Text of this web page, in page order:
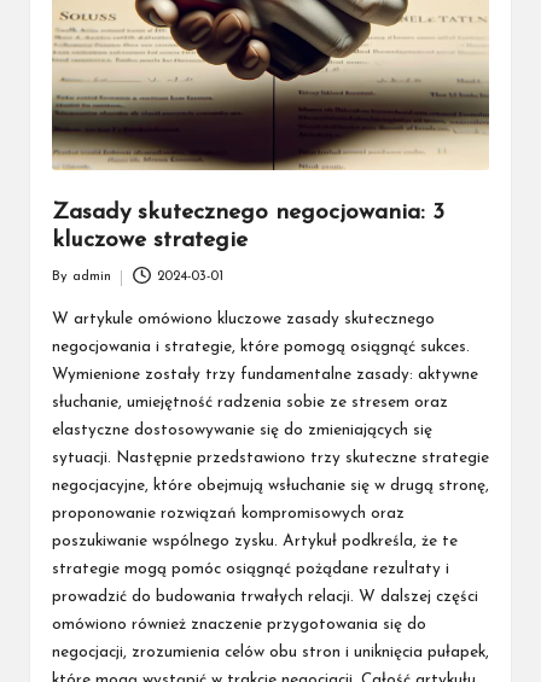
Zasady skutecznego negocjowania: 3
kluczowe strategie
by
By admin 2024-03-01
W artykule omówiono kluczowe zasady skutecznego
negocjowania i strategie, które pomogą osiągnąć sukces.
Wymienione zostały trzy fundamentalne zasady: aktywne
słuchanie, umiejętność radzenia sobie ze stresem oraz
elastyczne dostosowywanie się do zmieniających się
sytuacji. Następnie przedstawiono trzy skuteczne strategie
negocjacyjne, które obejmują wsłuchanie się w drugą stronę,
proponowanie rozwiązań kompromisowych oraz
poszukiwanie wspólnego zysku. Artykuł podkreśla, że te
strategie mogą pomóc osiągnąć pożądane rezultaty i
prowadzić do budowania trwałych relacji. W dalszej części
omówiono również znaczenie przygotowania się do
negocjacji, zrozumienia celów obu stron i uniknięcia pułapek,